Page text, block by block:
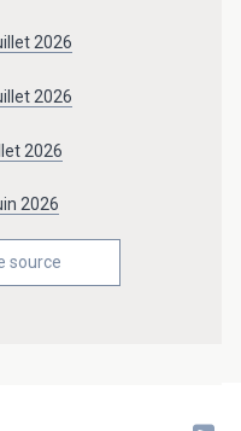
2026
2026
2026
2026
source